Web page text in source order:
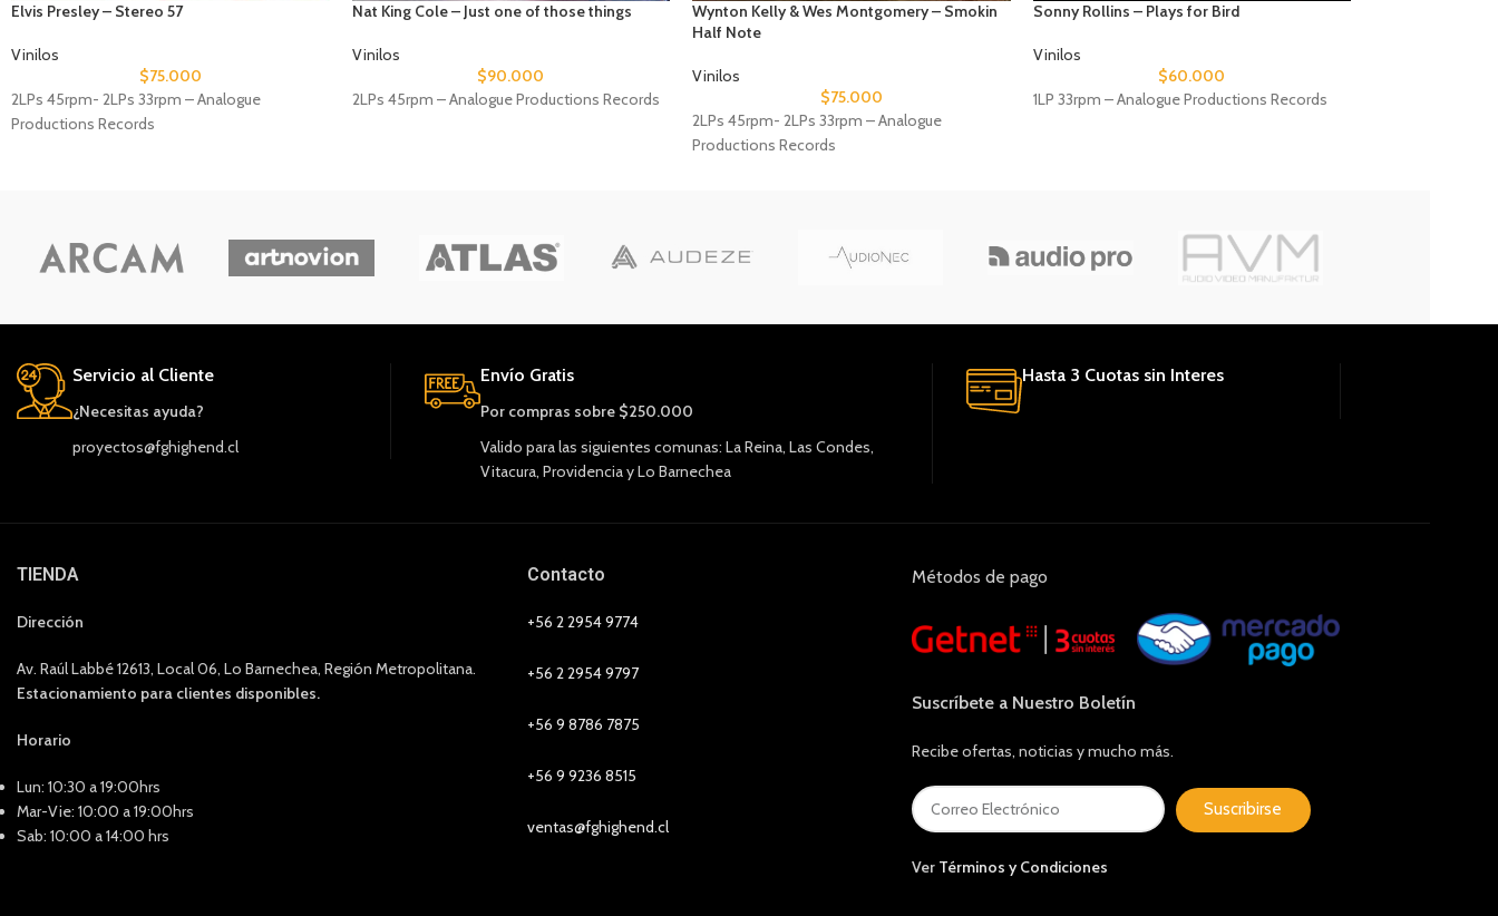
Elvis Presley – Stereo 57
Vinilos
$75.000
2LPs 45rpm- 2LPs 33rpm – Analogue
Productions Records
Nat King Cole – Just one of those things
Vinilos
$90.000
2LPs 45rpm – Analogue Productions Records
Wynton Kelly & Wes Montgomery – Smokin
Half Note
Vinilos
$75.000
2LPs 45rpm- 2LPs 33rpm – Analogue
Productions Records
Sonny Rollins – Plays for Bird
Vinilos
$60.000
1LP 33rpm – Analogue Productions Records
Servicio al Cliente
¿Necesitas ayuda?
proyectos@fghighend.cl
Envío Gratis
Por compras sobre $250.000
Valido para las siguientes comunas: La Reina, Las Condes,
Vitacura, Providencia y Lo Barnechea
Hasta 3 Cuotas sin Interes
TIENDA
Dirección
Av. Raúl Labbé 12613, Local 06, Lo Barnechea, Región Metropolitana.
Estacionamiento para clientes disponibles.
Horario
Lun: 10:30 a 19:00hrs
Mar-Vie: 10:00 a 19:00hrs
Sab: 10:00 a 14:00 hrs
Contacto
+56 2 2954 9774
+56 2 2954 9797
+56 9 8786 7875
+56 9 9236 8515
ventas@fghighend.cl
Métodos de pago
Suscríbete a Nuestro Boletín
Recibe ofertas, noticias y mucho más.
Suscribirse
Ver Términos y Condiciones